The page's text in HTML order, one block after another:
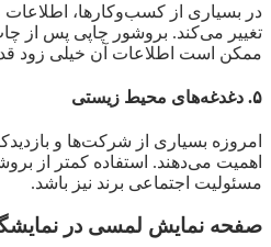
در بسیاری از کسب‌وکارها،
تغییر می‌کند. بروشور چاپی پس از
ممکن است اطلاعات آن خیلی زود
۵. دغدغه‌های محیط زیستی
امروزه بسیاری از شرکت‌ها و
اهمیت می‌دهند. استفاده کمتر از
مسئولیت اجتماعی برند نیز باشد.
صفحه نمایش لمسی در